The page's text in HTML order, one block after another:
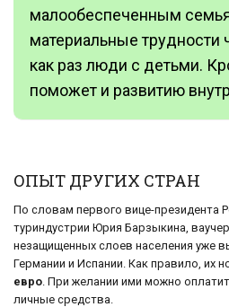
малообеспеченным
материальные
как раз люди с детьми.
поможет и развитию
ОПЫТ ДРУГИХ СТРАН
По словам первого вице-президента
туриндустрии Юрия Барзыкина,
незащищенных слоев населения уже
Германии и Испании. Как правило, их
евро . При желании ими можно
личные средства.